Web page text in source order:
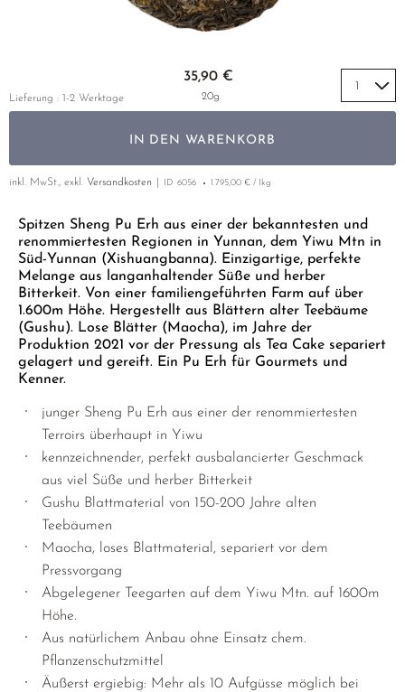
EMPFEHLUNGEN
SETS & GIFTS
PHOENIX DANCONG
ZHANGPING SHUI XIAN
JAPAN
THAILAND
EMPFEHLUNGEN
SETS & GIFTS
TÜRKEI
EMPFEHLUNGEN
SETS & GIFTS
NACH SORTE
SELTENE INCENCES
Spitzen Sheng Pu Erh aus einer der bekanntesten und
renommiertesten Regionen in Yunnan, dem Yiwu Mtn in
Süd-Yunnan (Xishuangbanna). Einzigartige, perfekte
Melange aus langanhaltender Süße und herber
Bitterkeit. Von einer familiengeführten Farm auf über
1.600m Höhe. Hergestellt aus Blättern alter Teebäume
(Gushu). Lose Blätter (Maocha), im Jahre der
Produktion 2021 vor der Pressung als Tea Cake separiert
gelagert und gereift. Ein Pu Erh für Gourmets und
Kenner.
junger Sheng Pu Erh aus einer der renommiertesten
Terroirs überhaupt in Yiwu
kennzeichnender, perfekt ausbalancierter Geschmack
aus viel Süße und herber Bitterkeit
Gushu Blattmaterial von 150-200 Jahre alten
Teebäumen
Maocha, loses Blattmaterial, separiert vor dem
Pressvorgang
Abgelegener Teegarten auf dem Yiwu Mtn. auf 1600m
Höhe.
Aus natürlichem Anbau ohne Einsatz chem.
Pflanzenschutzmittel
Äußerst ergiebig: Mehr als 10 Aufgüsse möglich bei
35,90 €
20g
IN DEN WARENKORB
Lieferung : 1-2 Werktage
inkl. MwSt., exkl. Versandkosten ID 6056 1.795,00 € / 1kg